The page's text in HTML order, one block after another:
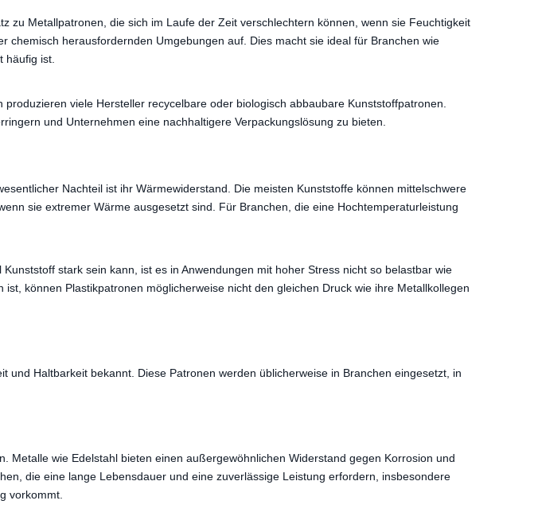
zu Metallpatronen, die sich im Laufe der Zeit verschlechtern können, wenn sie Feuchtigkeit
herausfordernden Umgebungen auf. Dies macht sie ideal für Branchen wie
häufig ist.
viele Hersteller recycelbare oder biologisch abbaubare Kunststoffpatronen.
und Unternehmen eine nachhaltigere Verpackungslösung zu bieten.
Nachteil ist ihr Wärmewiderstand. Die meisten Kunststoffe können mittelschwere
sie extremer Wärme ausgesetzt sind. Für Branchen, die eine Hochtemperaturleistung
stark sein kann, ist es in Anwendungen mit hoher Stress nicht so belastbar wie
können Plastikpatronen möglicherweise nicht den gleichen Druck wie ihre Metallkollegen
Haltbarkeit bekannt. Diese Patronen werden üblicherweise in Branchen eingesetzt, in
wie Edelstahl bieten einen außergewöhnlichen Widerstand gegen Korrosion und
die eine lange Lebensdauer und eine zuverlässige Leistung erfordern, insbesondere
vorkommt.